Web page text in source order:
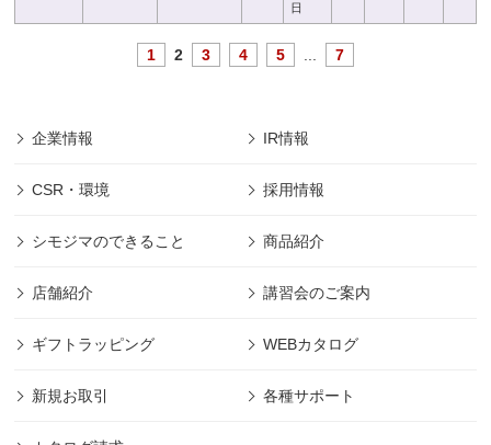
日
1 2 3 4 5 7
企業情報 IR情報
CSR・環境 採用情報
シモジマのできること 商品紹介
店舗紹介 講習会のご案内
ギフトラッピング WEBカタログ
新規お取引 各種サポート